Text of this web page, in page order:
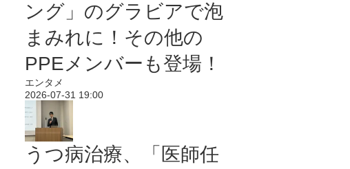
ング」のグラビアで泡
まみれに！その他の
PPEメンバーも登場！
エンタメ
2026-07-31 19:00
うつ病治療、「医師任